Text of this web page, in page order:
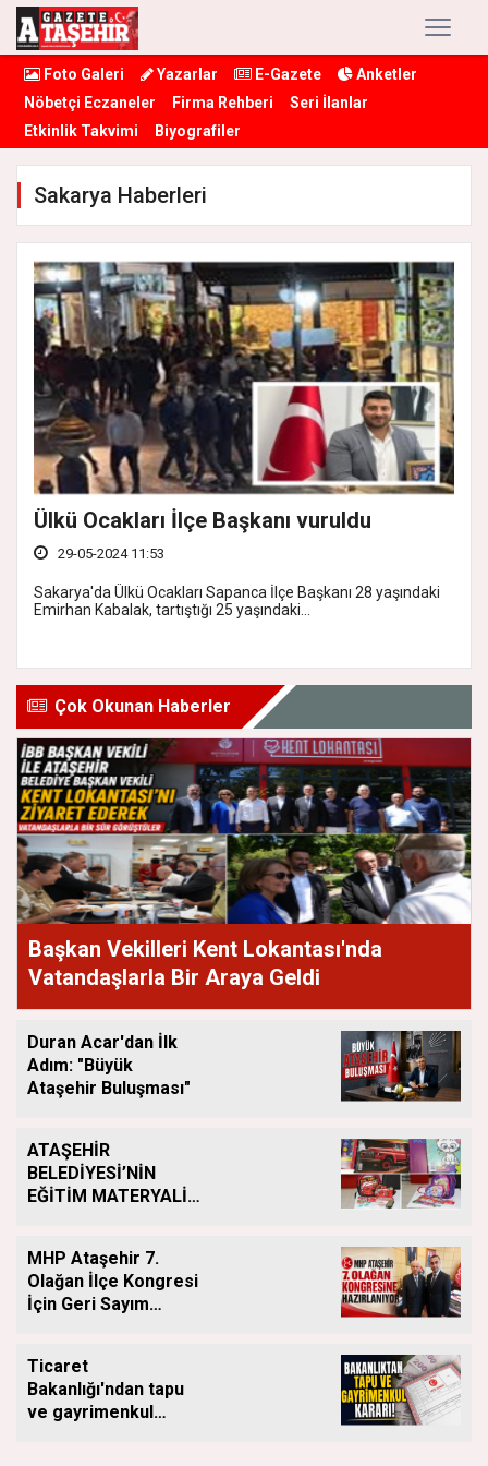
Foto Galeri Yazarlar E-Gazete
Anketler
Nöbetçi Eczaneler
Firma Rehberi
Seri İlanlar
Etkinlik Takvimi
Biyografiler
Sakarya Haberleri
Ülkü Ocakları İlçe Başkanı vuruldu
29-05-2024 11:53
Sakarya'da Ülkü Ocakları Sapanca İlçe Başkanı 28 yaşındaki
Emirhan Kabalak, tartıştığı 25 yaşındaki...
Çok Okunan Haberler
Başkan Vekilleri Kent Lokantası'nda
Vatandaşlarla Bir Araya Geldi
Duran Acar'dan İlk
Adım: "Büyük
Ataşehir Buluşması"
ATAŞEHİR
BELEDİYESİ’NİN
EĞİTİM MATERYALİ
SÜRÜYOR
MHP Ataşehir 7.
Olağan İlçe Kongresi
İçin Geri Sayım
Ticaret
Bakanlığı'ndan tapu
ve gayrimenkul